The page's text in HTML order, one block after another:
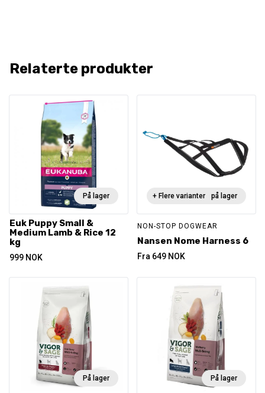
Relaterte produkter
På lager
Euk Puppy Small &
Medium Lamb & Rice 12
kg
999 NOK
Ikke på lager
+ Flere varianter
NON-STOP DOGWEAR
Nansen Nome Harness 6
Fra 649 NOK
På lager På lager